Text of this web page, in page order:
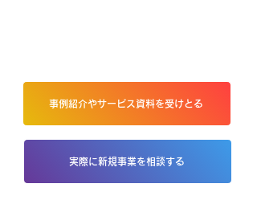
事例紹介やサービス資料を受けとる
実際に新規事業を相談する